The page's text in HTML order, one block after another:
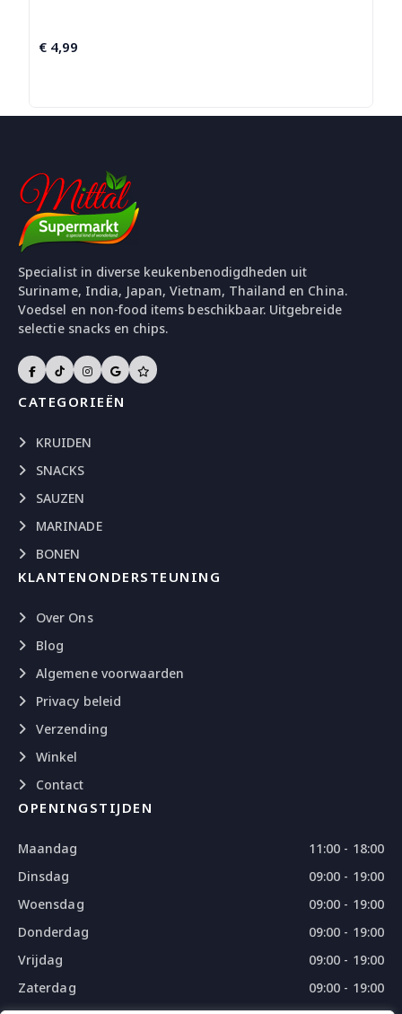
€ 4,99
Specialist in diverse keukenbenodigdheden uit
Suriname, India, Japan, Vietnam, Thailand en China.
Voedsel en non-food items beschikbaar. Uitgebreide
selectie snacks en chips.
CATEGORIEËN
KRUIDEN
SNACKS
SAUZEN
MARINADE
BONEN
KLANTENONDERSTEUNING
Over Ons
Blog
Algemene voorwaarden
Privacy beleid
Verzending
Winkel
Contact
OPENINGSTIJDEN
Maandag
11:00 - 18:00
Dinsdag
09:00 - 19:00
Woensdag
09:00 - 19:00
Donderdag
09:00 - 19:00
Vrijdag
09:00 - 19:00
Zaterdag
09:00 - 19:00